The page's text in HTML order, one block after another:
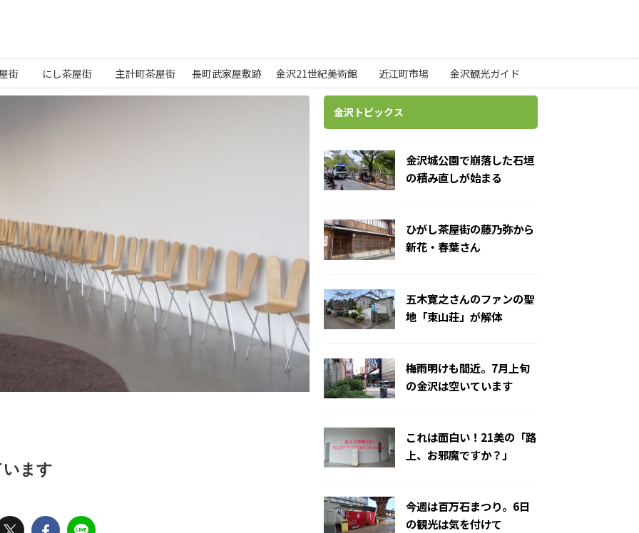
街 にし茶屋街 主計町茶屋街 長町武家屋敷跡 金沢21世紀美術館 近江町市場 金沢観光ガイド
います
金沢トピックス
金沢城公園で崩落した石垣
の積み直しが始まる
ひがし茶屋街の藤乃弥から
新花・春葉さん
五木寛之さんのファンの聖
地「東山荘」が解体
梅雨明けも間近。7月上旬
の金沢は空いています
これは面白い！21美の「路
上、お邪魔ですか？」
今週は百万石まつり。6日
の観光は気を付けて